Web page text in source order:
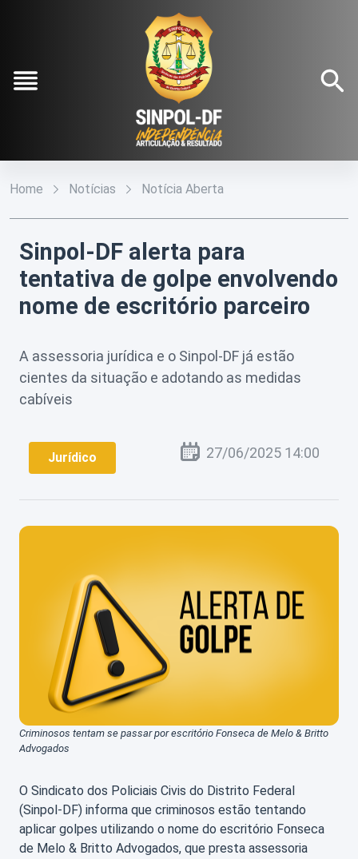
Pular para o Conteúdo principal
Sinpol-
Diretoria
Executiva
Estatuto
Social
Perguntas
Frequentes
Notícias
Galeria
Fale
Filie-
se
Login
Home Notícias Notícia Aberta
Sinpol-DF alerta para
tentativa de golpe envolvendo
nome de escritório parceiro
A assessoria jurídica e o Sinpol-DF já estão
cientes da situação e adotando as medidas
cabíveis
Jurídico 27/06/2025 14:00
Criminosos tentam se passar por escritório Fonseca de Melo & Britto
Advogados
O Sindicato dos Policiais Civis do Distrito Federal
(Sinpol-DF) informa que criminosos estão tentando
aplicar golpes utilizando o nome do escritório Fonseca
de Melo & Britto Advogados, que presta assessoria